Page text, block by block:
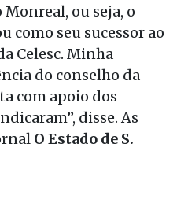
ou seja, o
como seu sucessor ao
Celesc. Minha
do conselho da
com apoio dos
disse. As
O Estado de S.